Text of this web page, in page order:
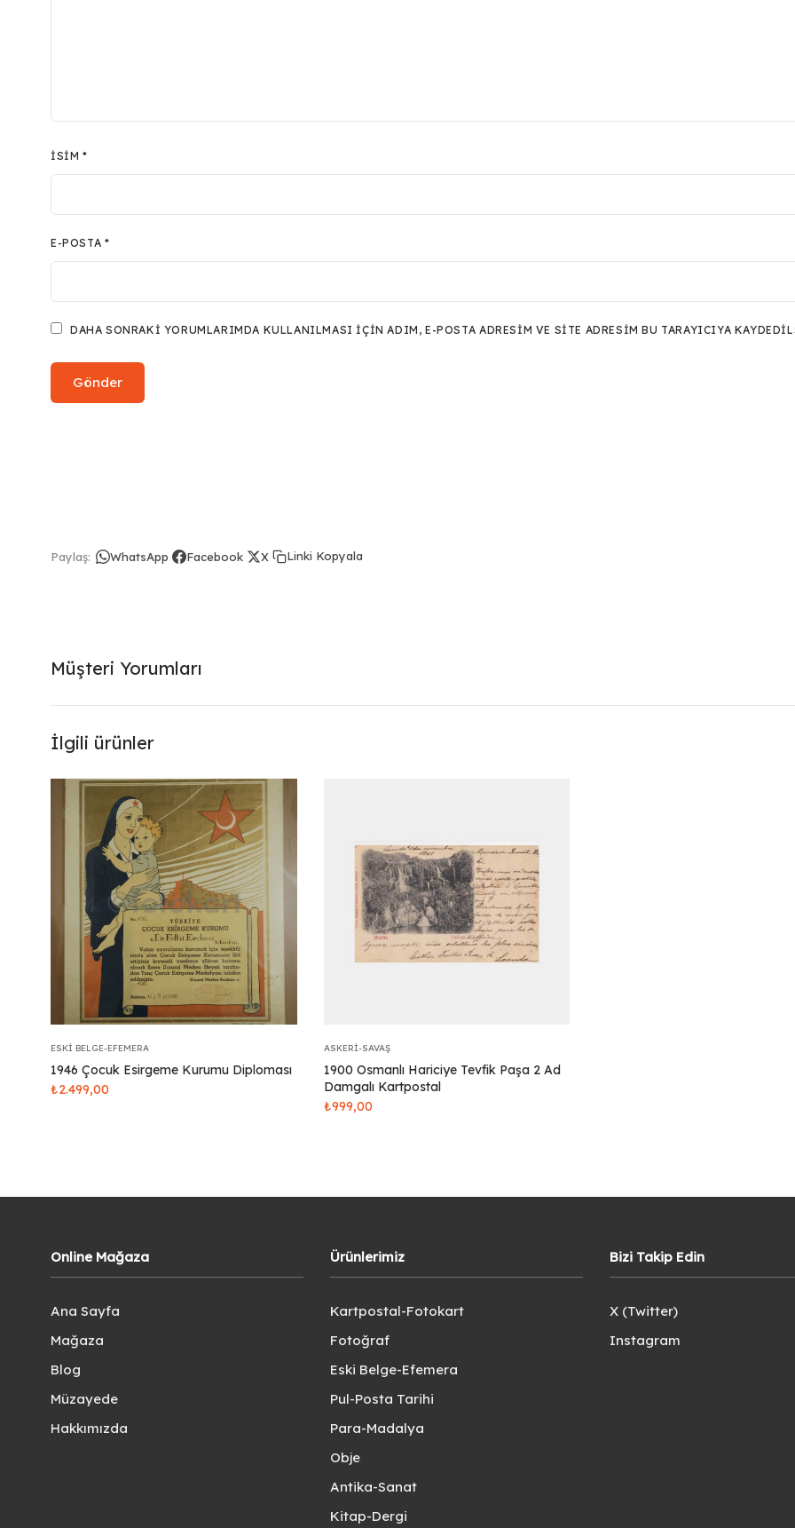
İSIM*
E-POSTA *
DAHA SONRAKI YORUMLARIMDA KULLANILMASI IÇIN ADIM, E-POSTA ADRESIM VE SITE ADRESIM BU TARAYICIYA
Paylaş: WhatsApp Facebook X Linki Kopyala
Müşteri Yorumları
İlgili ürünler
ESKI BELGE-EFEMERA
1946 Çocuk Esirgeme Kurumu Diploması
₺2.499,00
ASKERI-SAVAŞ
1900 Osmanlı Hariciye Tevfik Paşa 2 Ad
Damgalı Kartpostal
₺999,00
Online Mağaza
Ana Sayfa
Mağaza
Blog
Müzayede
Hakkımızda
Ürünlerimiz
Kartpostal-Fotokart
Fotoğraf
Eski Belge-Efemera
Pul-Posta Tarihi
Para-Madalya
Obje
Antika-Sanat
Kitap-Dergi
Bizi Takip Edin
X (Twitter)
Instagram